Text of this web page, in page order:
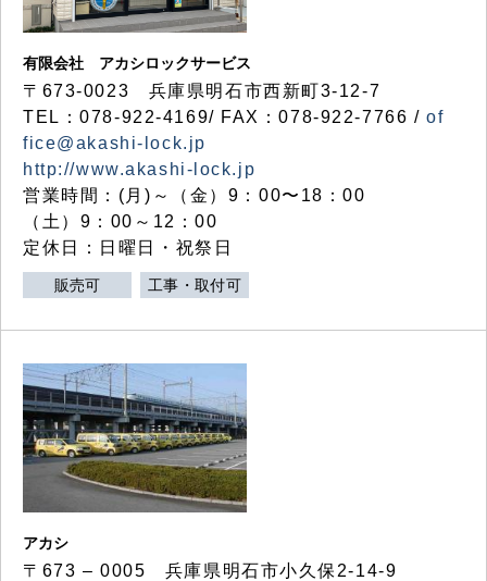
有限会社 アカシロックサービス
〒673-0023 兵庫県明石市西新町3-12-7
TEL：078-922-4169/ FAX：078-922-7766 /of
fice@akashi-lock.jp
http://www.akashi-lock.jp
営業時間：(月)～（金）9：00〜18：00
（土）9：00～12：00
定休日：日曜日・祝祭日
販売可 工事・取付可
アカシ
〒673 – 0005 兵庫県明石市小久保2-14-9